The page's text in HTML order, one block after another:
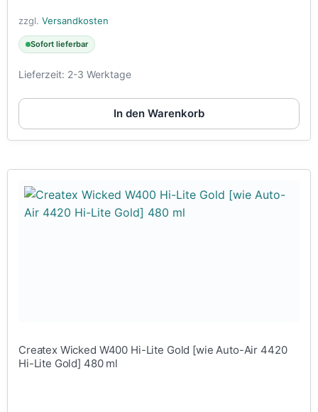
zzgl. Versandkosten
Sofort lieferbar
Lieferzeit: 2-3 Werktage
In den Warenkorb
Createx Wicked W400 Hi-Lite Gold [wie Auto-Air 4420
Hi-Lite Gold] 480 ml